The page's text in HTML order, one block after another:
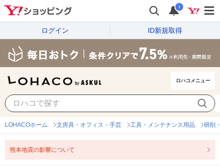
i
ログイン ID新規取得
ロハコメニュー
LOHACOホーム 文房具・オフィス・手芸 工具・メンテナンス用品 研削
熊本地震の影響について